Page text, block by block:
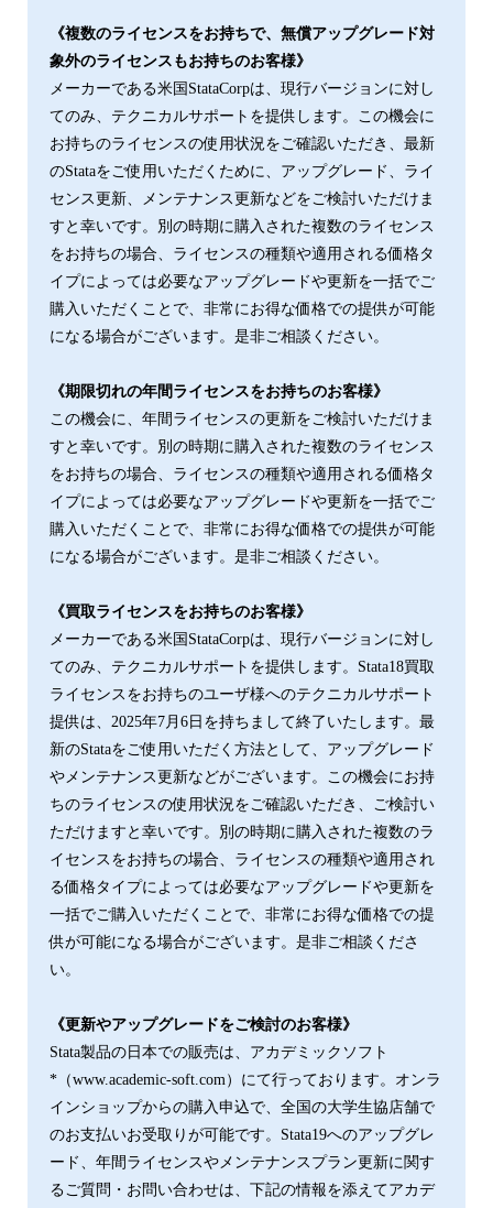
《複数のライセンスをお持ちで、無償アップグレード対
象外のライセンスもお持ちのお客様》
メーカーである⽶国StataCorpは、現⾏バージョンに対し
てのみ、テクニカルサポートを提供します。この機会に
お持ちのライセンスの使⽤状況をご確認いただき、最新
のStataをご使⽤いただくために、アップグレード、ライ
センス更新、メンテナンス更新などをご検討いただけま
すと幸いです。別の時期に購⼊された複数のライセンス
をお持ちの場合、ライセンスの種類や適用される価格タ
イプによっては必要なアップグレードや更新を一括でご
購入いただくことで、非常にお得な価格での提供が可能
になる場合がございます。是非ご相談ください。
《期限切れの年間ライセンスをお持ちのお客様》
この機会に、年間ライセンスの更新をご検討いただけま
すと幸いです。別の時期に購⼊された複数のライセンス
をお持ちの場合、ライセンスの種類や適用される価格タ
イプによっては必要なアップグレードや更新を一括でご
購入いただくことで、非常にお得な価格での提供が可能
になる場合がございます。是非ご相談ください。
《買取ライセンスをお持ちのお客様》
メーカーである米国StataCorpは、現行バージョンに対し
てのみ、テクニカルサポートを提供します。Stata18買取
ライセンスをお持ちのユーザ様へのテクニカルサポート
提供は、2025年7月6日を持ちまして終了いたします。最
新のStataをご使用いただく方法として、アップグレード
やメンテナンス更新などがございます。この機会にお持
ちのライセンスの使用状況をご確認いただき、ご検討い
ただけますと幸いです。別の時期に購⼊された複数のラ
イセンスをお持ちの場合、ライセンスの種類や適用され
る価格タイプによっては必要なアップグレードや更新を
一括でご購入いただくことで、非常にお得な価格での提
供が可能になる場合がございます。是非ご相談くださ
い。
《更新やアップグレードをご検討のお客様》
Stata製品の日本での販売は、アカデミックソフト
*（www.academic-soft.com）にて行っております。オンラ
インショップからの購入申込で、全国の大学生協店舗で
のお支払いお受取りが可能です。Stata19へのアップグレ
ード、年間ライセンスやメンテナンスプラン更新に関す
るご質問・お問い合わせは、下記の情報を添えてアカデ